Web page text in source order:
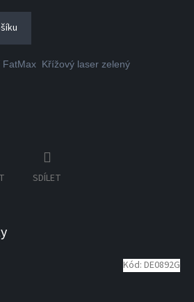
FatMax Křížový laser zelený
SDÍLET
Kód: DE0892G